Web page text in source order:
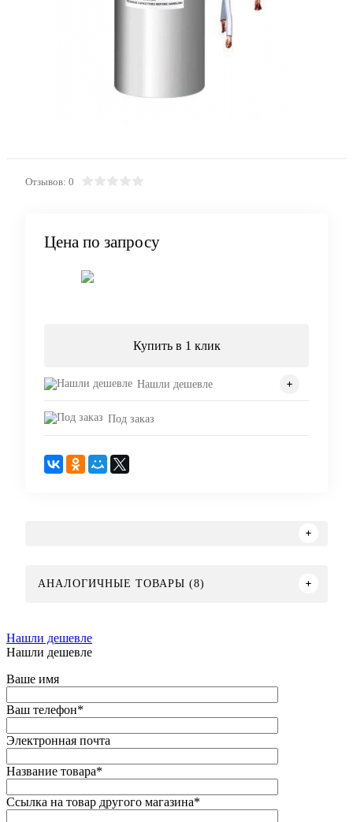
Отзывов: 0
Цена по запросу
Купить в 1 клик
Нашли дешевле
Под заказ
АНАЛОГИЧНЫЕ ТОВАРЫ (8)
Нашли дешевле
Нашли дешевле
Ваше имя
Ваш телефон*
Электронная почта
Название товара*
Ссылка на товар другого магазина*